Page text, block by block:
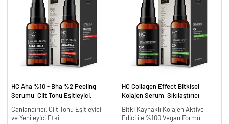
HC Aha %10 - Bha %2 Peeling
Serumu, Cilt Tonu Eşitleyici,
Canlandırıcı, Cilt Tonu Eşitleyici
ve Yenileyici Etki
HC Collagen Effect Bitkisel
Kolajen Serum, Sıkılaştırıcı,
Bitki Kaynaklı Kolajen Aktive
Edici ile %100 Vegan Formül